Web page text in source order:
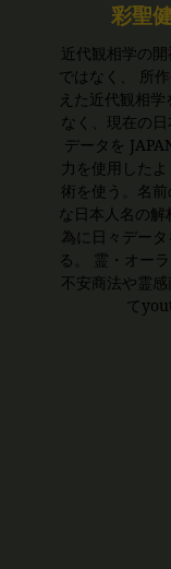
彩聖
近代観相学の
ではなく、 所
えた近代観相
なく、現在の
データを
力を使用した
術を使う。名
な日本人名の
為に日々デー
る。 霊・オー
不安商法や霊
て